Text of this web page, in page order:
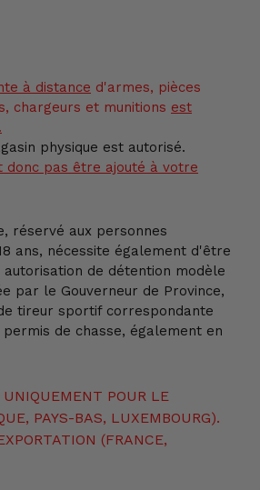
à distance d'armes, pièces
chargeurs et munitions est
physique est autorisé.
donc pas être ajouté à votre
réservé aux personnes
ans, nécessite également d'être
de détention modèle
par le Gouverneur de Province,
tireur sportif correspondante
de chasse, également en
POUR LE
PAYS-BAS, LUXEMBOURG).
(FRANCE,